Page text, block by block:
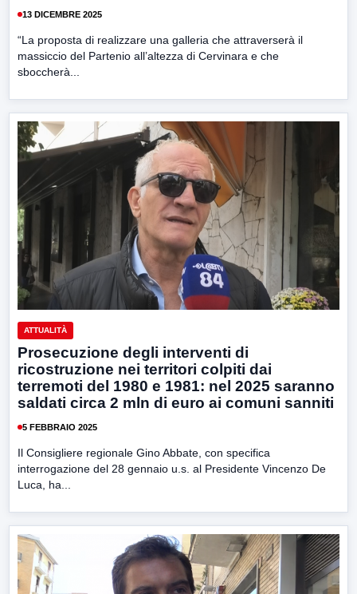
13 DICEMBRE 2025
“La proposta di realizzare una galleria che attraverserà il
massiccio del Partenio all’altezza di Cervinara e che
sboccherà...
ATTUALITÀ
Prosecuzione degli interventi di
ricostruzione nei territori colpiti dai
terremoti del 1980 e 1981: nel 2025 saranno
saldati circa 2 mln di euro ai comuni sanniti
5 FEBBRAIO 2025
Il Consigliere regionale Gino Abbate, con specifica
interrogazione del 28 gennaio u.s. al Presidente Vincenzo De
Luca, ha...